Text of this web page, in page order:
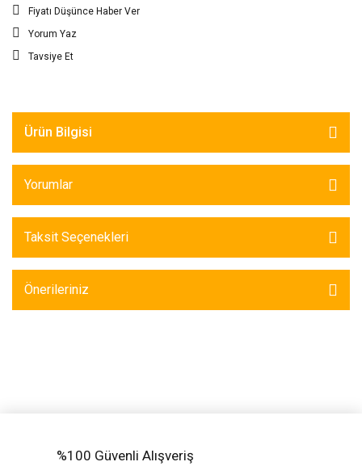
Fiyatı Düşünce Haber Ver
Yorum Yaz
Tavsiye Et
Ürün Bilgisi
Yorumlar
Taksit Seçenekleri
Önerileriniz
%100 Güvenli Alışveriş